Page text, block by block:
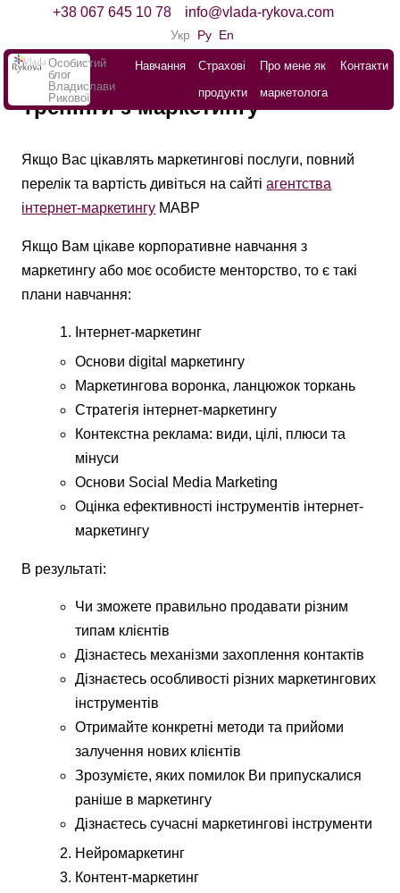
+38 067 645 10 78 info@vlada-rykova.com
Укр Ру En
Особистий
блог
Владислави
Рикової
Навчання
Страхові
продукти
Про мене як
маркетолога
Контакти
Тренінги з маркетингу
Якщо Вас цікавлять маркетингові послуги, повний
перелік та вартість дивіться на сайтіагентства
інтернет-маркетингу МАВР
Якщо Вам цікаве корпоративне навчання з
маркетингу або моє особисте менторство, то є такі
плани навчання:
Інтернет-маркетинг
Основи digital маркетингу
Маркетингова воронка, ланцюжок торкань
Стратегія інтернет-маркетингу
Контекстна реклама: види, цілі, плюси та
мінуси
Основи Social Media Marketing
Оцінка ефективності інструментів інтернет-
маркетингу
В результаті:
Чи зможете правильно продавати різним
типам клієнтів
Дізнаєтесь механізми захоплення контактів
Дізнаєтесь особливості різних маркетингових
інструментів
Отримайте конкретні методи та прийоми
залучення нових клієнтів
Зрозумієте, яких помилок Ви припускалися
раніше в маркетингу
Дізнаєтесь сучасні маркетингові інструменти
Нейромаркетинг
Контент-маркетинг